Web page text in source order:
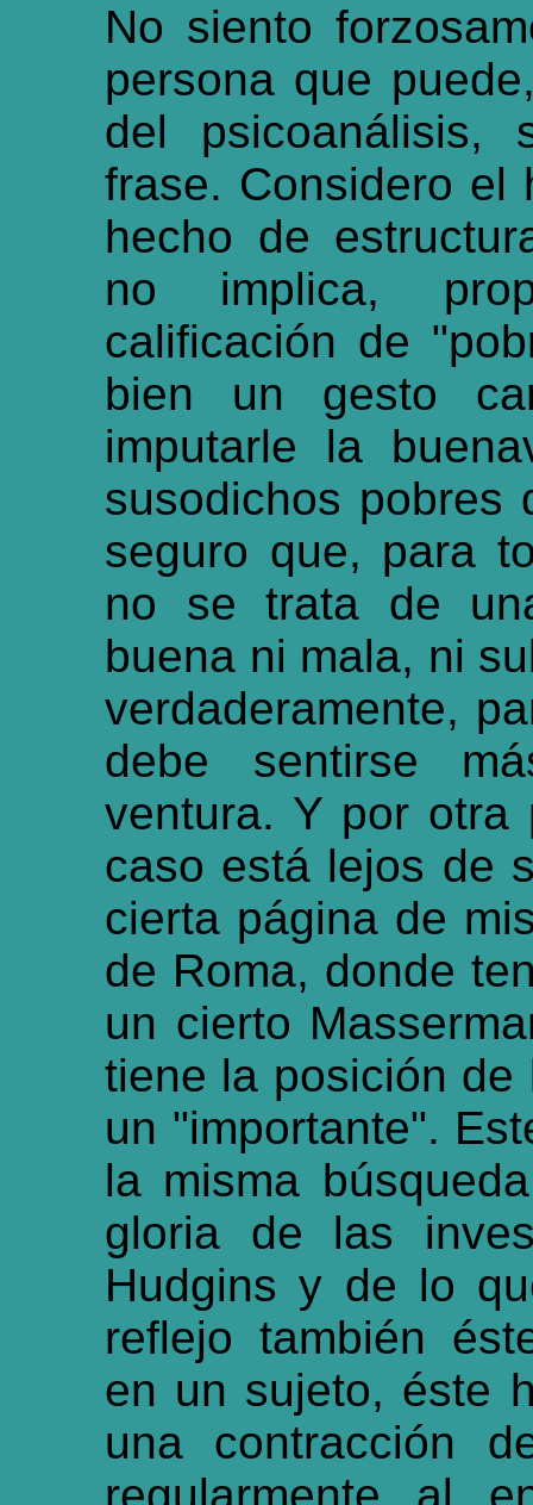
No siento
persona que
del psicoanálisis,
frase. Considero el
hecho de
no implica,
calificación de
bien un gesto
imputarle la
susodichos pobres
seguro que, para
no se trata de
buena ni mala, ni
verdaderamente,
debe sentirse
ventura. Y por otra
caso está lejos de
cierta página de
de Roma, donde
un cierto
tiene la posición
un "importante".
la misma
gloria de las
Hudgins y de lo
reflejo también
en un sujeto, éste
una contracción